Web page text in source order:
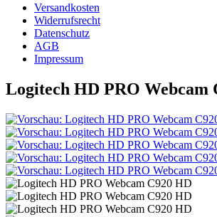
Versandkosten
Widerrufsrecht
Datenschutz
AGB
Impressum
Logitech HD PRO Webcam